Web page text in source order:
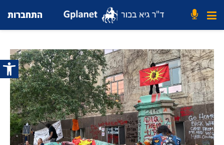
פתח
התחברות